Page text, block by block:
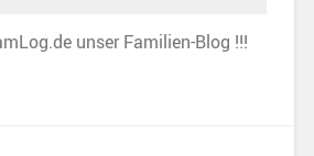
unser Familien-Blog !!!